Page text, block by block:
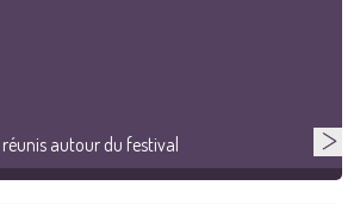
autour du festival